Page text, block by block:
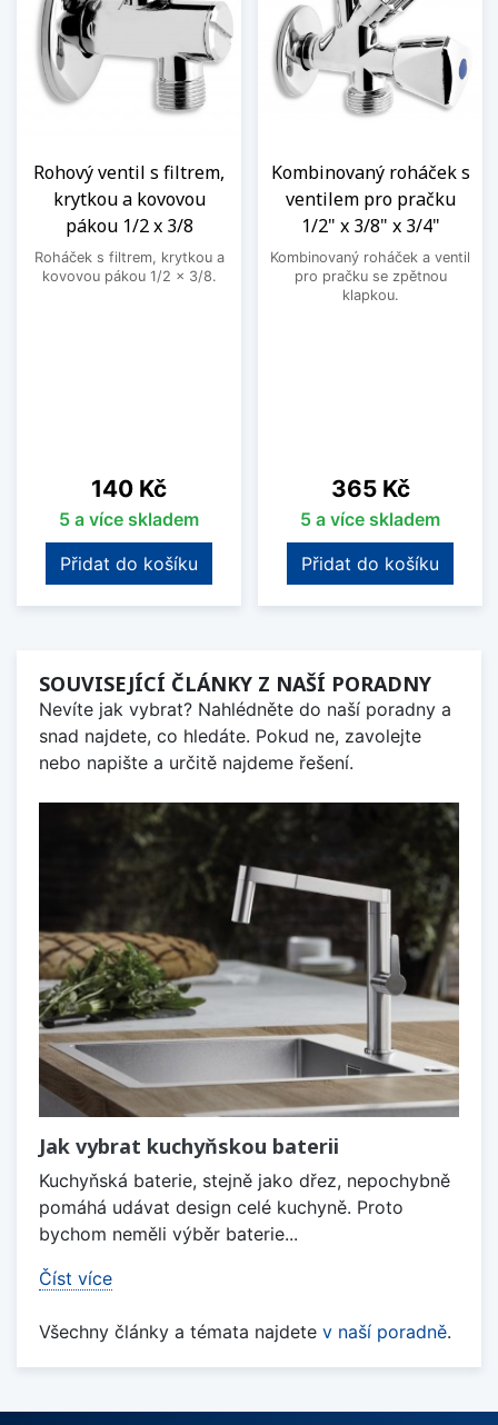
Rohový ventil s filtrem,
krytkou a kovovou
pákou 1/2 x 3/8
Roháček s filtrem, krytkou a
kovovou pákou 1/2 x 3/8.
Cena
140 Kč
5 a více skladem
Přidat do košíku
Kombinovaný roháček s
ventilem pro pračku
1/2" x 3/8" x 3/4"
Kombinovaný roháček a ventil
pro pračku se zpětnou
klapkou.
Cena
365 Kč
5 a více skladem
Přidat do košíku
SOUVISEJÍCÍ ČLÁNKY Z NAŠÍ PORADNY
Nevíte jak vybrat? Nahlédněte do naší poradny a
snad najdete, co hledáte. Pokud ne, zavolejte
nebo napište a určitě najdeme řešení.
Jak vybrat kuchyňskou baterii
Kuchyňská baterie, stejně jako dřez, nepochybně
pomáhá udávat design celé kuchyně. Proto
bychom neměli výběr baterie...
Číst více
Všechny články a témata najdete v naší poradně.